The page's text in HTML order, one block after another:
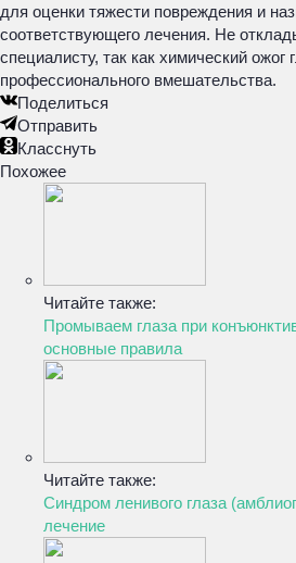
для оценки тяжести повреждения и
соответствующего лечения. Не
специалисту, так как химический ожог
профессионального вмешательства.
Поделиться
Отправить
Класснуть
Похожее
Читайте также:
Промываем глаза при
основные правила
Читайте также:
Синдром ленивого глаза
лечение